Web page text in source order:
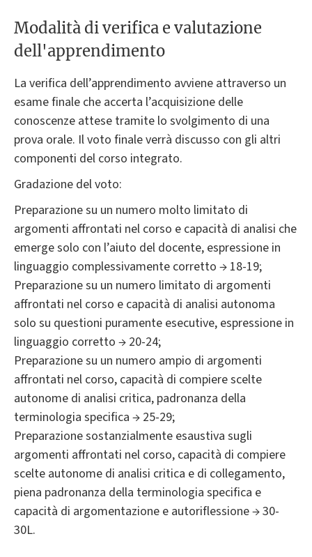
Modalità di verifica e valutazione
dell'apprendimento
La verifica dell’apprendimento avviene attraverso un
esame finale che accerta l’acquisizione delle
conoscenze attese tramite lo svolgimento di una
prova orale. Il voto finale verrà discusso con gli altri
componenti del corso integrato.
Gradazione del voto:
Preparazione su un numero molto limitato di
argomenti affrontati nel corso e capacità di analisi che
emerge solo con l’aiuto del docente, espressione in
linguaggio complessivamente corretto → 18-19;
Preparazione su un numero limitato di argomenti
affrontati nel corso e capacità di analisi autonoma
solo su questioni puramente esecutive, espressione in
linguaggio corretto → 20-24;
Preparazione su un numero ampio di argomenti
affrontati nel corso, capacità di compiere scelte
autonome di analisi critica, padronanza della
terminologia specifica → 25-29;
Preparazione sostanzialmente esaustiva sugli
argomenti affrontati nel corso, capacità di compiere
scelte autonome di analisi critica e di collegamento,
piena padronanza della terminologia specifica e
capacità di argomentazione e autoriflessione → 30-
30L.